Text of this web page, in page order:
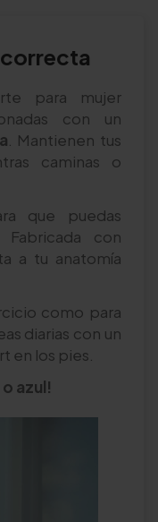
para mujer
con un
. Mantienen tus
caminas o
que puedas
con
a tu anatomía
como para
diarias con un
en los pies.
azul!